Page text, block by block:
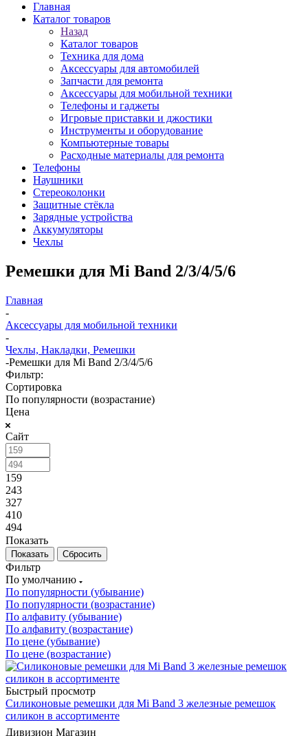
Главная
Каталог товаров
Назад
Каталог товаров
Техника для дома
Аксессуары для автомобилей
Запчасти для ремонта
Аксессуары для мобильной техники
Телефоны и гаджеты
Игровые приставки и джостики
Инструменты и оборудование
Компьютерные товары
Расходные материалы для ремонта
Телефоны
Наушники
Стереоколонки
Защитные стёкла
Зарядные устройства
Аккумуляторы
Чехлы
Ремешки для Mi Band 2/3/4/5/6
Главная
-
Аксессуары для мобильной техники
-
Чехлы, Накладки, Ремешки
-Ремешки для Mi Band 2/3/4/5/6
Фильтр:
Сортировка
По популярности (возрастание)
Цена
Сайт
159
243
327
410
494
Показать
Сбросить
Фильтр
По умолчанию
По популярности (убывание)
По популярности (возрастание)
По алфавиту (убывание)
По алфавиту (возрастание)
По цене (убывание)
По цене (возрастание)
Быстрый просмотр
Силиконовые ремешки для Mi Band 3 железные ремешок
силикон в ассортименте
Дивизион Магазин